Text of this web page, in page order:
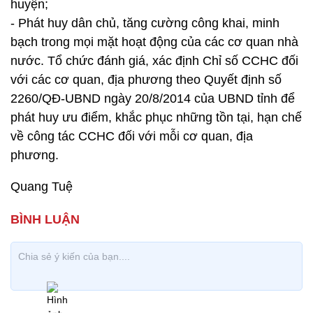
huyện;
- Phát huy dân chủ, tăng cường công khai, minh
bạch trong mọi mặt hoạt động của các cơ quan nhà
nước. Tổ chức đánh giá, xác định Chỉ số CCHC đối
với các cơ quan, địa phương theo Quyết định số
2260/QĐ-UBND ngày 20/8/2014 của UBND tỉnh để
phát huy ưu điểm, khắc phục những tồn tại, hạn chế
về công tác CCHC đối với mỗi cơ quan, địa
phương.
Quang Tuệ